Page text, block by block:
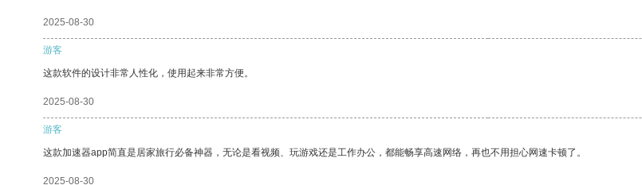
2025-08-30
游客
这款软件的设计非常人性化，使用起来非常方便。
2025-08-30
游客
这款加速器app简直是居家旅行必备神器，无论是看视频、玩游戏还是工作办公，都能畅享高速网络，再也不用担心网速卡顿了。
2025-08-30